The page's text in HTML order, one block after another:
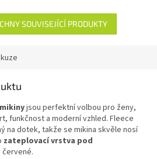
SOUVISEJÍCÍ PRODUKTY
jsou perfektní volbou pro ženy,
funkčnost a moderní vzhled. Fleece
na dotek, takže se mikina skvěle nosí
zateplovací vrstva pod
červené.